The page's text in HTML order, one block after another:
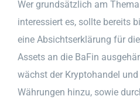
Wer grundsätzlich am
interessiert es, sollte bereits
eine Absichtserklärung für
Assets an die BaFin
wächst der Kryptohandel
Währungen hinzu, sowie